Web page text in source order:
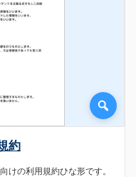
約
けの利用規約ひな形です。